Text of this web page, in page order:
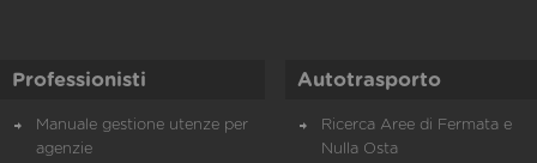
Professionisti
Manuale gestione utenze per
agenzie
Autotrasporto
Ricerca Aree di Fermata e
Nulla Osta